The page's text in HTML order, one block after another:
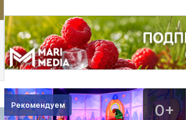
Рекомендуем 0+